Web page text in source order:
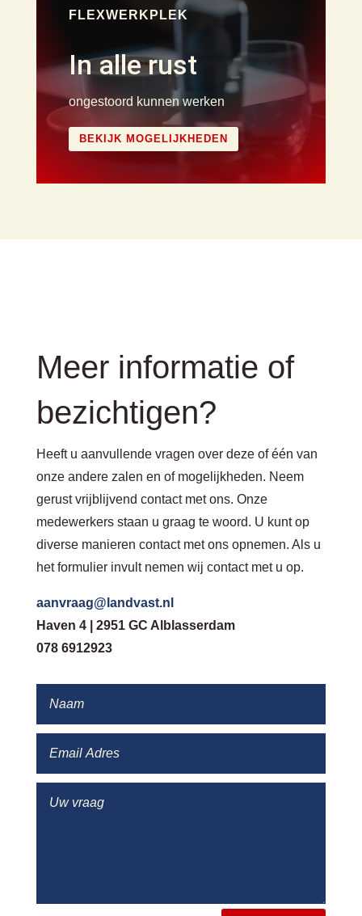
FLEXWERKPLEK
In alle rust
ongestoord kunnen werken
BEKIJK MOGELIJKHEDEN
Meer informatie of
bezichtigen?
Heeft u aanvullende vragen over deze of één van
onze andere zalen en of mogelijkheden. Neem
gerust vrijblijvend contact met ons. Onze
medewerkers staan u graag te woord. U kunt op
diverse manieren contact met ons opnemen. Als u
het formulier invult nemen wij contact met u op.
aanvraag@landvast.nl
Haven 4 | 2951 GC Alblasserdam
078 6912923